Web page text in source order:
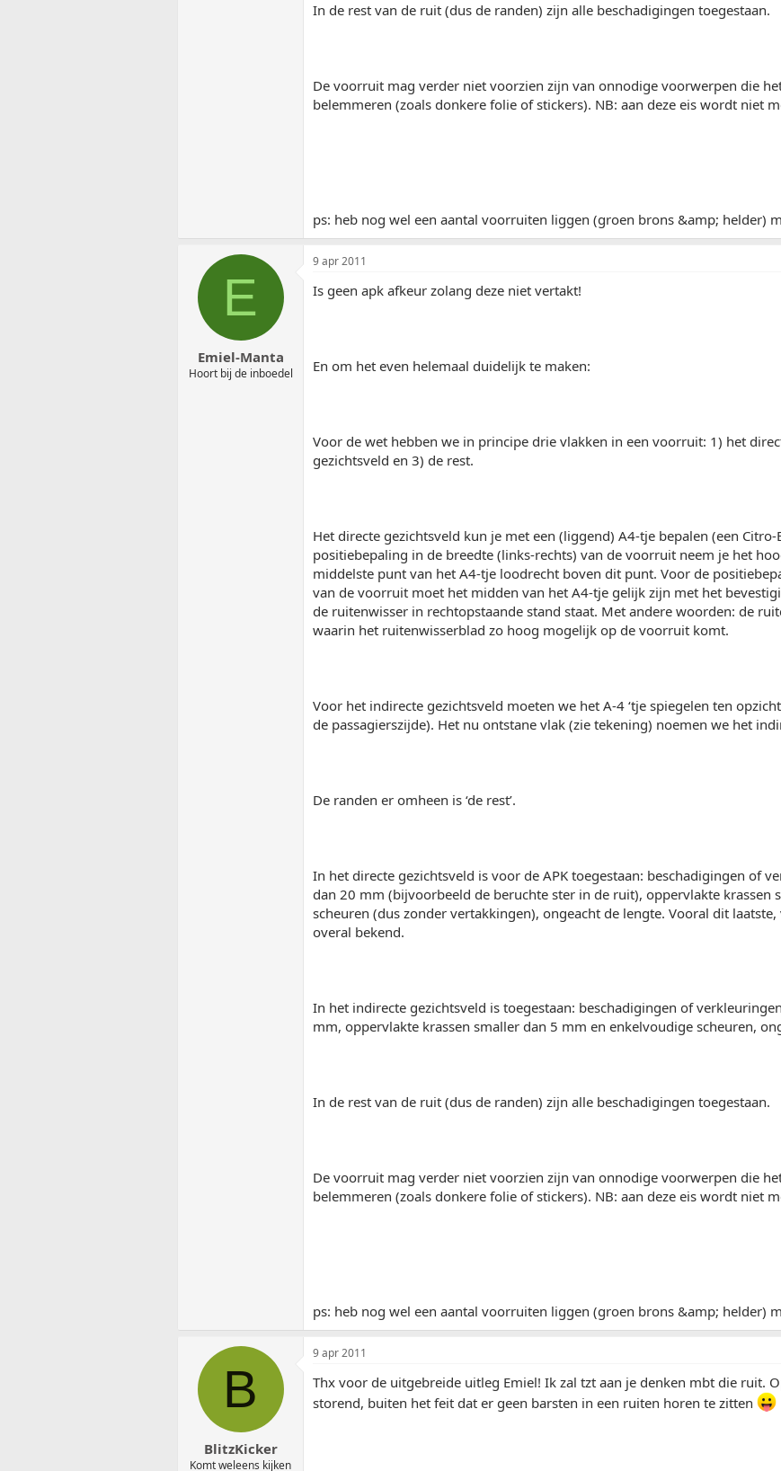
In de rest van de ruit (dus de randen) zijn alle beschadigingen toegestaan.
De voorruit mag verder niet voorzien zijn van onnodige voorwerpen die
belemmeren (zoals donkere folie of stickers). NB: aan deze eis wordt niet
ps: heb nog wel een aantal voorruiten liggen (groen brons &amp; helder)
E
Emiel-Manta
Hoort bij de inboedel
9 apr 2011
Is geen apk afkeur zolang deze niet vertakt!
En om het even helemaal duidelijk te maken:
Voor de wet hebben we in principe drie vlakken in een voorruit: 1) het
gezichtsveld en 3) de rest.
Het directe gezichtsveld kun je met een (liggend) A4-tje bepalen (een
positiebepaling in de breedte (links-rechts) van de voorruit neem je het
middelste punt van het A4-tje loodrecht boven dit punt. Voor de
van de voorruit moet het midden van het A4-tje gelijk zijn met het
de ruitenwisser in rechtopstaande stand staat. Met andere woorden: de
waarin het ruitenwisserblad zo hoog mogelijk op de voorruit komt.
Voor het indirecte gezichtsveld moeten we het A-4 ‘tje spiegelen ten
de passagierszijde). Het nu ontstane vlak (zie tekening) noemen we het
De randen er omheen is ‘de rest’.
In het directe gezichtsveld is voor de APK toegestaan: beschadigingen of
dan 20 mm (bijvoorbeeld de beruchte ster in de ruit), oppervlakte krassen
scheuren (dus zonder vertakkingen), ongeacht de lengte. Vooral dit
overal bekend.
In het indirecte gezichtsveld is toegestaan: beschadigingen of
mm, oppervlakte krassen smaller dan 5 mm en enkelvoudige scheuren,
In de rest van de ruit (dus de randen) zijn alle beschadigingen toegestaan.
De voorruit mag verder niet voorzien zijn van onnodige voorwerpen die
belemmeren (zoals donkere folie of stickers). NB: aan deze eis wordt niet
ps: heb nog wel een aantal voorruiten liggen (groen brons &amp; helder)
B
BlitzKicker
Komt weleens kijken
9 apr 2011
Thx voor de uitgebreide uitleg Emiel! Ik zal tzt aan je denken mbt die ruit.
storend, buiten het feit dat er geen barsten in een ruiten horen te zitten